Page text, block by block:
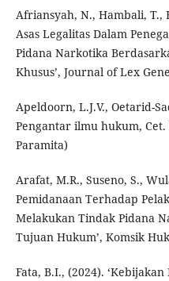
Afriansyah, N., Hambali, T.,
Asas Legalitas Dalam
Pidana Narkotika
Khusus’, Journal of Lex
Apeldoorn, L.J.V., Oetarid-
Pengantar ilmu hukum,
Paramita)
Arafat, M.R., Suseno, S.,
Pemidanaan Terhadap
Melakukan Tindak Pidana
Tujuan Hukum’, Komsik
Fata, B.I., (2024).